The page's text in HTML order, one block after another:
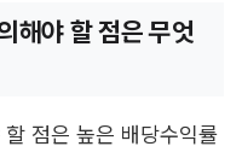
해야 할 점은 무엇
점은 높은 배당수익률